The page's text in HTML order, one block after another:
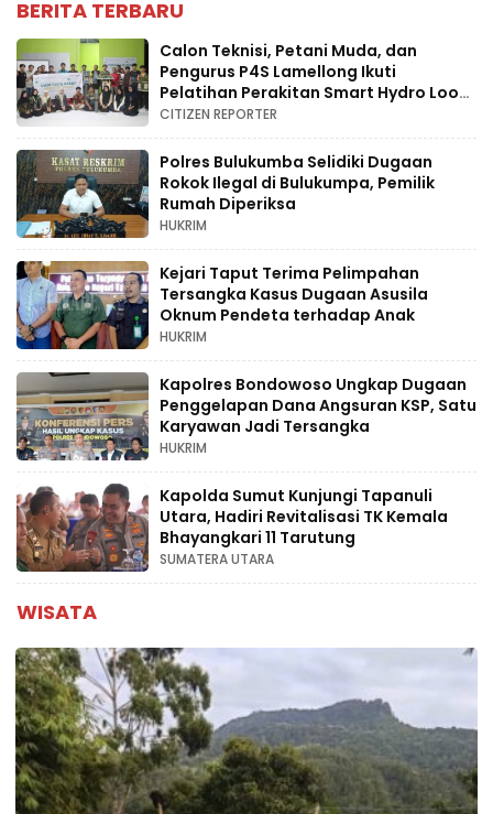
BERITA TERBARU
Calon Teknisi, Petani Muda, dan
Pengurus P4S Lamellong Ikuti
Pelatihan Perakitan Smart Hydro Loop
di Desa Kajaolaliddong
CITIZEN REPORTER
Polres Bulukumba Selidiki Dugaan
Rokok Ilegal di Bulukumpa, Pemilik
Rumah Diperiksa
HUKRIM
Kejari Taput Terima Pelimpahan
Tersangka Kasus Dugaan Asusila
Oknum Pendeta terhadap Anak
HUKRIM
Kapolres Bondowoso Ungkap Dugaan
Penggelapan Dana Angsuran KSP, Satu
Karyawan Jadi Tersangka
HUKRIM
Kapolda Sumut Kunjungi Tapanuli
Utara, Hadiri Revitalisasi TK Kemala
Bhayangkari 11 Tarutung
SUMATERA UTARA
WISATA